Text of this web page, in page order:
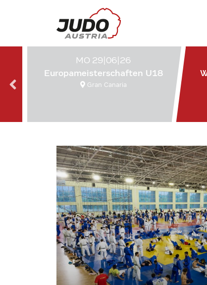
MO 29|06|26
Europameisterschaften U18
Gran Canaria